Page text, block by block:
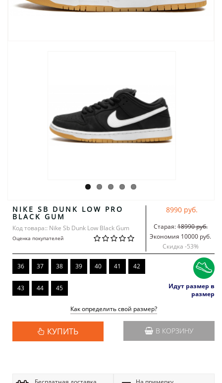
NIKE SB DUNK LOW PRO
BLACK GUM
Код товара:: Nike Sb Dunk Low Black Gum
Оценка покупателей
8990 руб.
Старая:18990 руб.
Экономия 10000 руб.
Скидка -53%
36 37 38 39 40 41 42
43 44 45
Идут размер в
размер
Как определить свой размер?
КУПИТЬ В КОРЗИНУ